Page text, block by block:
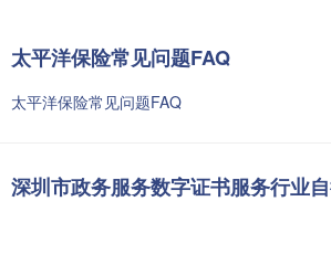
太平洋保险常见问题FAQ
太平洋保险常见问题FAQ
深圳市政务服务数字证书服务行业